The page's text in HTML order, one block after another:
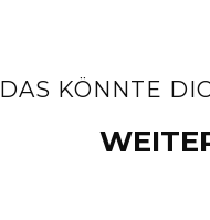
DAS KÖNNTE